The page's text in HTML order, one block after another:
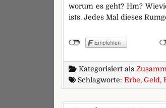
worum es geht? Hm?
ists. Jedes Mal dieses
Kategorisiert als
Schlagworte: Erbe, Geld ,